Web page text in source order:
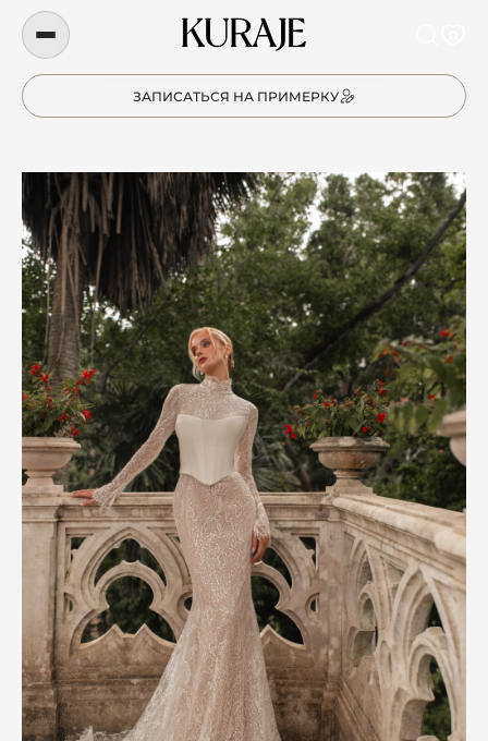
ЗАПИСАТЬСЯ НА ПРИМЕРКУ